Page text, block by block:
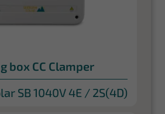
box CC Clamper
SB 1040V 4E / 2S(4D)